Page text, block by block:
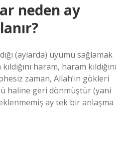
neden ay
(aylarda) uyumu sağlamak
haram, haram kıldığını
zaman, Allah’ın gökleri
haline geri dönmüştür (yani
ay tek bir anlaşma